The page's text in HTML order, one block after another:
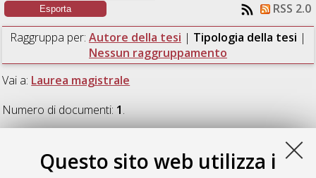
Questo sito web utilizza i
RSS 2.0
Raggruppa per: Autore della tesi | Tipologia della tesi |
Nessun raggruppamento
Vai a: Laurea magistrale
Numero di documenti: 1.
Laurea magistrale